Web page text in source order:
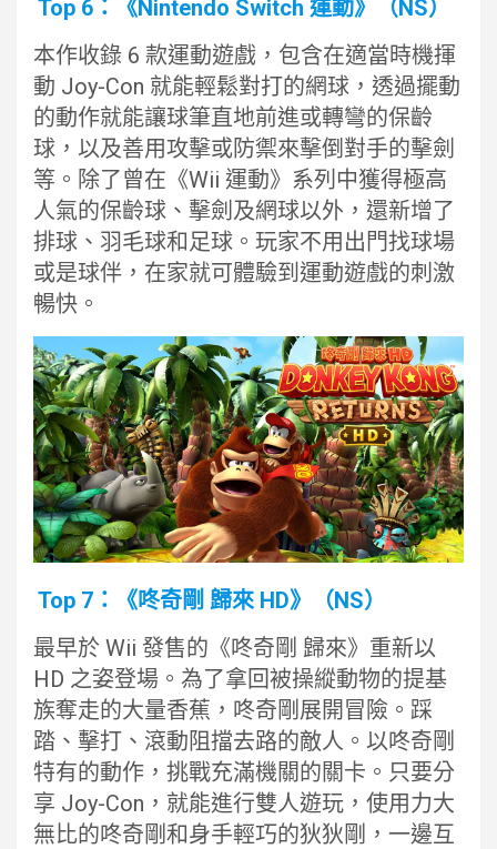
Top 6：《Nintendo Switch 運動》（NS）
本作收錄 6 款運動遊戲，包含在適當時機揮
動 Joy-Con 就能輕鬆對打的網球，透過擺動
的動作就能讓球筆直地前進或轉彎的保齡
球，以及善用攻擊或防禦來擊倒對手的擊劍
等。除了曾在《Wii 運動》系列中獲得極高
人氣的保齡球、擊劍及網球以外，還新增了
排球、羽毛球和足球。玩家不用出門找球場
或是球伴，在家就可體驗到運動遊戲的刺激
暢快。
Top 7：《咚奇剛 歸來 HD》（NS）
最早於 Wii 發售的《咚奇剛 歸來》重新以
HD 之姿登場。為了拿回被操縱動物的提基
族奪走的大量香蕉，咚奇剛展開冒險。踩
踏、擊打、滾動阻擋去路的敵人。以咚奇剛
特有的動作，挑戰充滿機關的關卡。只要分
享 Joy-Con，就能進行雙人遊玩，使用力大
無比的咚奇剛和身手輕巧的狄狄剛，一邊互